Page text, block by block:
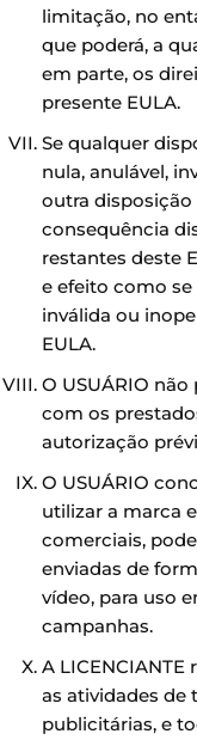
limitação, no
que poderá, a
em parte, os
presente EULA.
Se qualquer
nula, anulável,
outra disposição
consequência
restantes deste
e efeito como se
inválida ou
EULA.
O USUÁRIO
com os
autorização
O USUÁRIO
utilizar a marca
comerciais,
enviadas de
vídeo, para uso
campanhas.
A
as atividades de
publicitárias, e